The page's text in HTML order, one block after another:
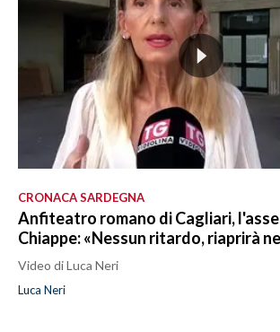
CRONACA SARDEGNA
Anfiteatro romano di Cagliari,
Chiappe: «Nessun ritardo, riaprirà
Video di Luca Neri
Luca Neri